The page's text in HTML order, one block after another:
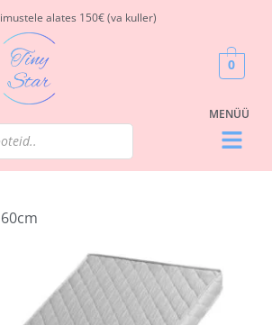
alates 150€ (va kuller)
0